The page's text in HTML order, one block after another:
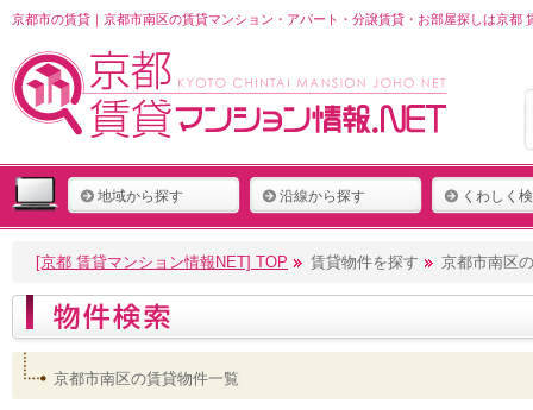
京都市の賃貸｜京都市南区の賃貸マンション・アパート・分譲賃貸・お部屋探しは京都
地域から探す 沿線から探す くわしく
[京都 賃貸マンション情報NET] TOP 賃貸物件を探す 京都市南区
京都市南区の賃貸物件一覧